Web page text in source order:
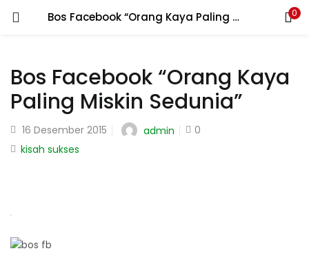
Bos Facebook “Orang Kaya Paling Miskin Sedunia” 0
Bos Facebook “Orang Kaya
Paling Miskin Sedunia”
Posted
on
16 Desember 2015 admin
0
kisah sukses
LOGIN REGISTER
Enter your username and password to login.